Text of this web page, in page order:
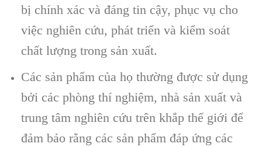
bị chính xác và đáng tin cậy, phục vụ cho
việc nghiên cứu, phát triển và kiểm soát
chất lượng trong sản xuất.
Các sản phẩm của họ thường được sử dụng
bởi các phòng thí nghiệm, nhà sản xuất và
trung tâm nghiên cứu trên khắp thế giới để
đảm bảo rằng các sản phẩm đáp ứng các